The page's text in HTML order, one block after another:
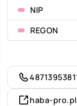
NIP
REGON
haba-pro.pl